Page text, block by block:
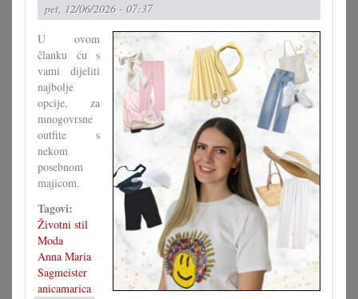
pet, 12/06/2026 - 07:37
U ovom
članku ću s
vami dijeliti
najbolje
opcije, za
mnogovrsne
outfite s
nekom
posebnom
majicom.
Tagovi:
Životni stil
Moda
Anna Maria
Sagmeister
anicamarica